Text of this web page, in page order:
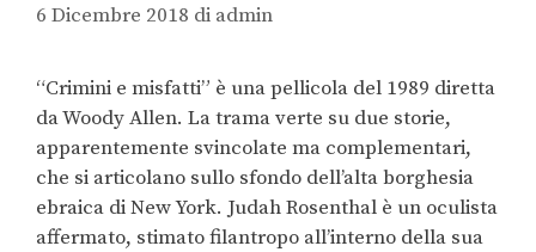
6 Dicembre 2018 di admin
“Crimini e misfatti” è una pellicola del 1989 diretta
da Woody Allen. La trama verte su due storie,
apparentemente svincolate ma complementari,
che si articolano sullo sfondo dell’alta borghesia
ebraica di New York. Judah Rosenthal è un oculista
affermato, stimato filantropo all’interno della sua